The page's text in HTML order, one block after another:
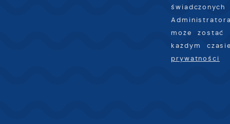
świadczonych
może zostać
każdym
prywatności